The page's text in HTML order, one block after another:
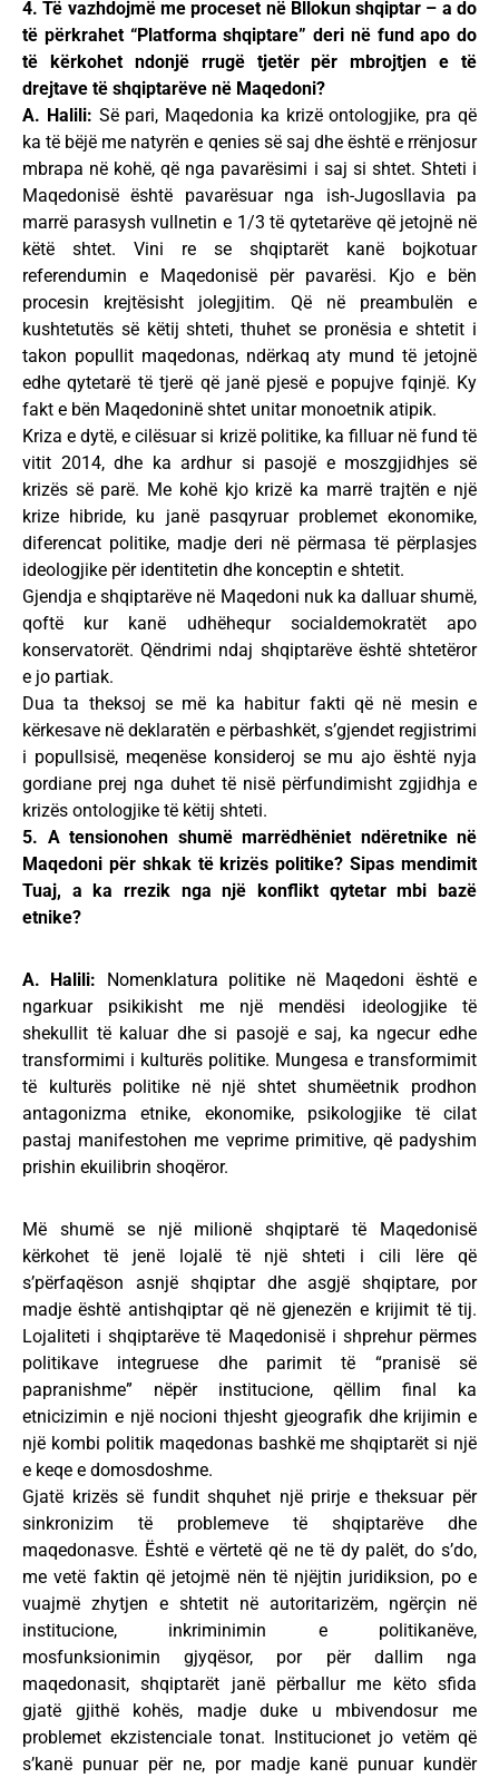
4. Të vazhdojmë me proceset në Bllokun shqiptar – a do
të përkrahet “Platforma shqiptare” deri në fund apo do
të kërkohet ndonjë rrugë tjetër për mbrojtjen e të
drejtave të shqiptarëve në Maqedoni?
A. Halili: Së pari, Maqedonia ka krizë ontologjike, pra që
ka të bëjë me natyrën e qenies së saj dhe është e rrënjosur
mbrapa në kohë, që nga pavarësimi i saj si shtet. Shteti i
Maqedonisë është pavarësuar nga ish-Jugosllavia pa
marrë parasysh vullnetin e 1/3 të qytetarëve që jetojnë në
këtë shtet. Vini re se shqiptarët kanë bojkotuar
referendumin e Maqedonisë për pavarësi. Kjo e bën
procesin krejtësisht jolegjitim. Që në preambulën e
kushtetutës së këtij shteti, thuhet se pronësia e shtetit i
takon popullit maqedonas, ndërkaq aty mund të jetojnë
edhe qytetarë të tjerë që janë pjesë e popujve fqinjë. Ky
fakt e bën Maqedoninë shtet unitar monoetnik atipik.
Kriza e dytë, e cilësuar si krizë politike, ka filluar në fund të
vitit 2014, dhe ka ardhur si pasojë e moszgjidhjes së
krizës së parë. Me kohë kjo krizë ka marrë trajtën e një
krize hibride, ku janë pasqyruar problemet ekonomike,
diferencat politike, madje deri në përmasa të përplasjes
ideologjike për identitetin dhe konceptin e shtetit.
Gjendja e shqiptarëve në Maqedoni nuk ka dalluar shumë,
qoftë kur kanë udhëhequr socialdemokratët apo
konservatorët. Qëndrimi ndaj shqiptarëve është shtetëror
e jo partiak.
Dua ta theksoj se më ka habitur fakti që në mesin e
kërkesave në deklaratën e përbashkët, s’gjendet regjistrimi
i popullsisë, meqenëse konsideroj se mu ajo është nyja
gordiane prej nga duhet të nisë përfundimisht zgjidhja e
krizës ontologjike të këtij shteti.
5. A tensionohen shumë marrëdhëniet ndëretnike në
Maqedoni për shkak të krizës politike? Sipas mendimit
Tuaj, a ka rrezik nga një konflikt qytetar mbi bazë
etnike?
A. Halili: Nomenklatura politike në Maqedoni është e
ngarkuar psikikisht me një mendësi ideologjike të
shekullit të kaluar dhe si pasojë e saj, ka ngecur edhe
transformimi i kulturës politike. Mungesa e transformimit
të kulturës politike në një shtet shumëetnik prodhon
antagonizma etnike, ekonomike, psikologjike të cilat
pastaj manifestohen me veprime primitive, që padyshim
prishin ekuilibrin shoqëror.
Më shumë se një milionë shqiptarë të Maqedonisë
kërkohet të jenë lojalë të një shteti i cili lëre që
s’përfaqëson asnjë shqiptar dhe asgjë shqiptare, por
madje është antishqiptar që në gjenezën e krijimit të tij.
Lojaliteti i shqiptarëve të Maqedonisë i shprehur përmes
politikave integruese dhe parimit të “pranisë së
papranishme” nëpër institucione, qëllim final ka
etnicizimin e një nocioni thjesht gjeografik dhe krijimin e
një kombi politik maqedonas bashkë me shqiptarët si një
e keqe e domosdoshme.
Gjatë krizës së fundit shquhet një prirje e theksuar për
sinkronizim të problemeve të shqiptarëve dhe
maqedonasve. Është e vërtetë që ne të dy palët, do s’do,
me vetë faktin që jetojmë nën të njëjtin juridiksion, po e
vuajmë zhytjen e shtetit në autoritarizëm, ngërçin në
institucione, inkriminimin e politikanëve,
mosfunksionimin gjyqësor, por për dallim nga
maqedonasit, shqiptarët janë përballur me këto sfida
gjatë gjithë kohës, madje duke u mbivendosur me
problemet ekzistenciale tonat. Institucionet jo vetëm që
s’kanë punuar për ne, por madje kanë punuar kundër